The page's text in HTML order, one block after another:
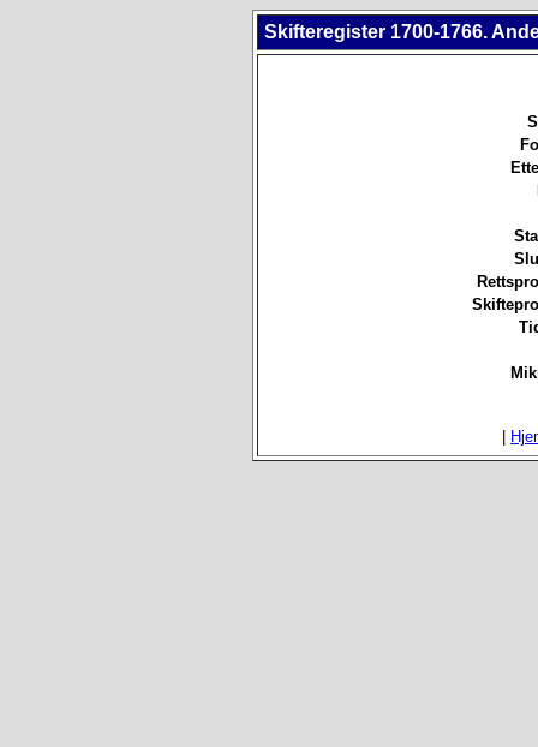
Skifteregister 1700-1766.